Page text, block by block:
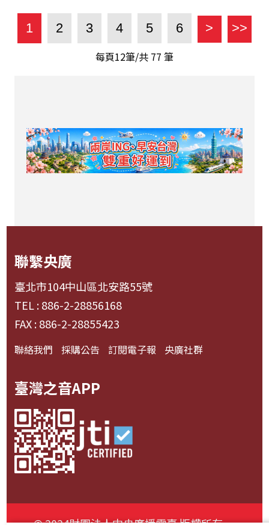
1 2 3 4 5 6 > >>
每頁12筆/共 77 筆
聯繫央廣
臺北市104中山區北安路55號
TEL : 886-2-28856168
FAX : 886-2-28855423
聯絡我們 採購公告 訂閱電子報 央廣社群
臺灣之音APP